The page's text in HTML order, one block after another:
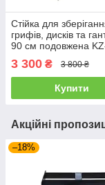
Стійка для
грифів, дисків та
90 см подовжена
профіль 40 на 40 мм
3 300 ₴ 3 800 ₴
Купити
Акційні
–18%